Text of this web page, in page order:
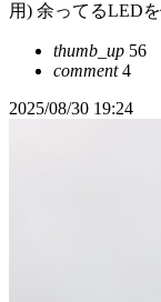
用) 余ってるLED
thumb_up 56
comment4
2025/08/30 19:24